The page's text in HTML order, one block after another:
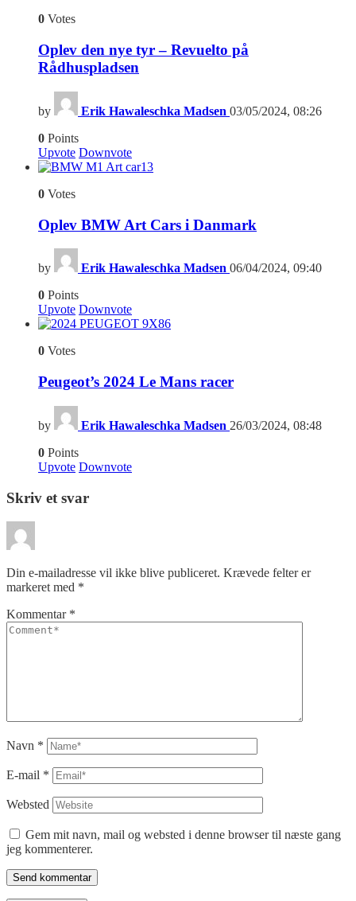
0 Votes
Oplev den nye tyr – Revuelto på
Rådhuspladsen
by Erik Hawaleschka Madsen 03/05/2024, 08:26
0 Points
Upvote Downvote
13
0 Votes
Oplev BMW Art Cars i Danmark
by Erik Hawaleschka Madsen 06/04/2024, 09:40
0 Points
Upvote Downvote
6
0 Votes
Peugeot’s 2024 Le Mans racer
by Erik Hawaleschka Madsen 26/03/2024, 08:48
0 Points
Upvote Downvote
Skriv et svar
Din e-mailadresse vil ikke blive publiceret. Krævede felter er
markeret med *
Kommentar *
Navn *
E-mail *
Websted
Gem mit navn, mail og websted i denne browser til næste gang
jeg kommenterer.
Send kommentar